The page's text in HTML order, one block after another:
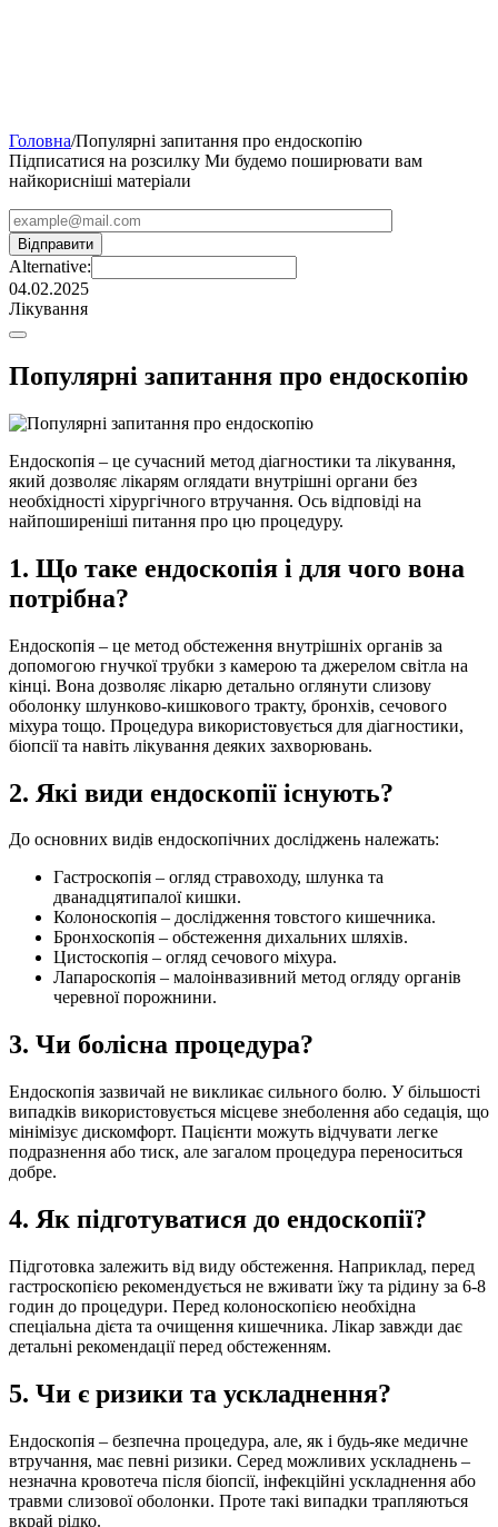
Головна/Популярні запитання про ендоскопію
Підписатися на розсилку Ми будемо поширювати вам
найкорисніші матеріали
Alternative:
04.02.2025
Лікування
Популярні запитання про ендоскопію
Ендоскопія – це сучасний метод діагностики та лікування,
який дозволяє лікарям оглядати внутрішні органи без
необхідності хірургічного втручання. Ось відповіді на
найпоширеніші питання про цю процедуру.
1. Що таке ендоскопія і для чого вона
потрібна?
Ендоскопія – це метод обстеження внутрішніх органів за
допомогою гнучкої трубки з камерою та джерелом світла на
кінці. Вона дозволяє лікарю детально оглянути слизову
оболонку шлунково-кишкового тракту, бронхів, сечового
міхура тощо. Процедура використовується для діагностики,
біопсії та навіть лікування деяких захворювань.
2. Які види ендоскопії існують?
До основних видів ендоскопічних досліджень належать:
Гастроскопія – огляд стравоходу, шлунка та
дванадцятипалої кишки.
Колоноскопія – дослідження товстого кишечника.
Бронхоскопія – обстеження дихальних шляхів.
Цистоскопія – огляд сечового міхура.
Лапароскопія – малоінвазивний метод огляду органів
черевної порожнини.
3. Чи болісна процедура?
Ендоскопія зазвичай не викликає сильного болю. У більшості
випадків використовується місцеве знеболення або седація, що
мінімізує дискомфорт. Пацієнти можуть відчувати легке
подразнення або тиск, але загалом процедура переноситься
добре.
4. Як підготуватися до ендоскопії?
Підготовка залежить від виду обстеження. Наприклад, перед
гастроскопією рекомендується не вживати їжу та рідину за 6-8
годин до процедури. Перед колоноскопією необхідна
спеціальна дієта та очищення кишечника. Лікар завжди дає
детальні рекомендації перед обстеженням.
5. Чи є ризики та ускладнення?
Ендоскопія – безпечна процедура, але, як і будь-яке медичне
втручання, має певні ризики. Серед можливих ускладнень –
незначна кровотеча після біопсії, інфекційні ускладнення або
травми слизової оболонки. Проте такі випадки трапляються
вкрай рідко.